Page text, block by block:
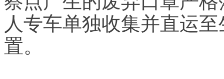
人专车单独收集并直运
置。